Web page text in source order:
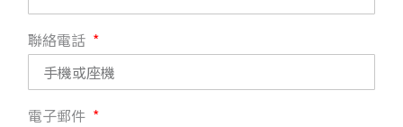
聯絡電話
電子郵件